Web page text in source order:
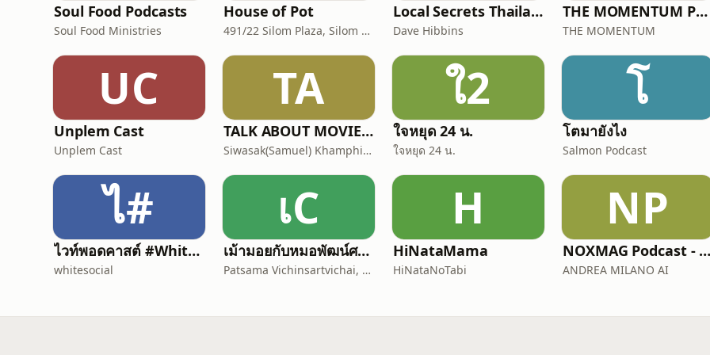
Soul Food Podcasts
Soul Food Ministries
House of Pot
491/22 Silom Plaza, Silom Rd, Silom, Bang Rak, Bangkok, Thailand, 10500
Local Secrets Thailand
Dave Hibbins
THE MOMENTUM Podcast
THE MOMENTUM
UC
Unplem Cast
Unplem Cast
TA
TALK ABOUT MOVIE-RADIO(Podcast) Official Thailand(เสียงไทย)
Siwasak(Samuel) Khamphiman
ใ2
ใจหยุด 24 น.
ใจหยุด 24 น.
โ
โตมายังไง
Salmon Podcast
ไ#
ไวท์พอดคาสต์ #WhitePodcast | White Channel | ไวท์แชนแนล
whitesocial
เC
เม้ามอยกับหมอพัฒน์ศมา Chit chat with Dr. Pat
Patsama Vichinsartvichai, MD., MClinEmbryol, EFOG-EBCOG, EFRM-ESHRE/EBCOG.
H
HiNataMama
HiNataNoTabi
NP
NOXMAG Podcast
ANDREA MILANO AI